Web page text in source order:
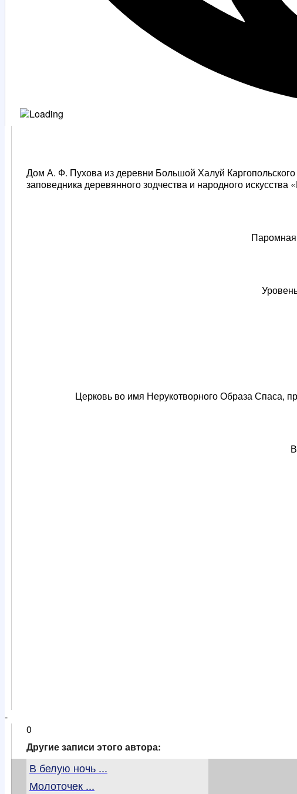
Дом А. Ф. Пухова из деревни Большой Халуй
заповедника деревянного зодчества и народного
Церковь во имя Нерукотворного Образа Спаса,
-
0
Другие записи этого автора:
В белую ночь ...
Молоточек ...